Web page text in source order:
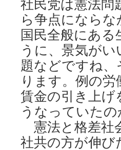
社民党は憲法問
ら争点になら
国民全般にあ
うに、景気が
題などですね
ります。例の
賃金の引き上げ
うなっていた
憲法と格差社
社共の方が伸び